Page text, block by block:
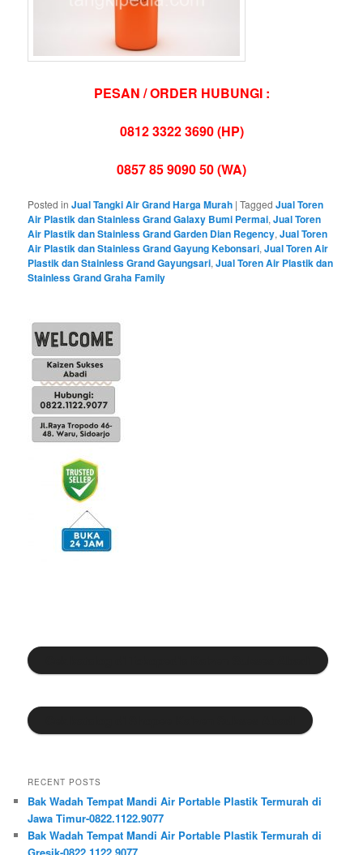
PESAN / ORDER HUBUNGI :
0812 3322 3690 (HP)
0857 85 9090 50 (WA)
Posted in Jual Tangki Air Grand Harga Murah |Tagged Jual Toren
Air Plastik dan Stainless Grand Galaxy Bumi Permai,Jual Toren
Air Plastik dan Stainless Grand Garden Dian Regency,Jual Toren
Air Plastik dan Stainless Grand Gayung Kebonsari,Jual Toren Air
Plastik dan Stainless Grand Gayungsari,Jual Toren Air Plastik dan
Stainless Grand Graha Family
RECENT POSTS
Bak Wadah Tempat Mandi Air Portable Plastik Termurah di
Jawa Timur-0822.1122.9077
Bak Wadah Tempat Mandi Air Portable Plastik Termurah di